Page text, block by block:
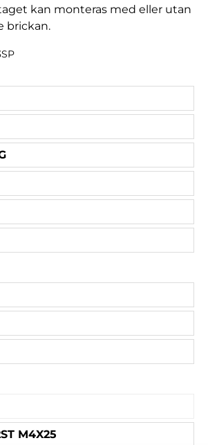
kan monteras med eller utan
brickan.
M4X25